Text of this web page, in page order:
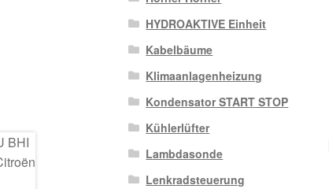
HYDROAKTIVE Einheit
Kabelbäume
Klimaanlagenheizung
Kondensator START STOP
Kühlerlüfter
Lambdasonde
Lenkradsteuerung